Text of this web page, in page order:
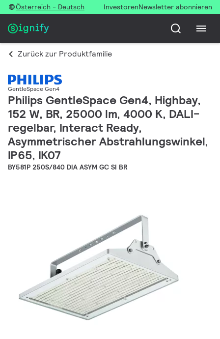
Österreich - Deutsch InvestorenNewsletter abonnieren
Zurück zur Produktfamilie
GentleSpace Gen4
Philips GentleSpace Gen4, Highbay,
152 W, BR, 25000 lm, 4000 K, DALI-
regelbar, Interact Ready,
Asymmetrischer Abstrahlungswinkel,
IP65, IK07
BY581P 250S/840 DIA ASYM GC SI BR